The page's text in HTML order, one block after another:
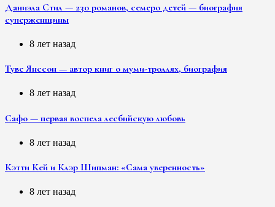
Даниэла Стил — 230 романов, семеро детей — биография
суперженщины
8 лет назад
Туве Янссон — автор книг о муми-троллях, биография
8 лет назад
Сафо — первая воспела лесбийскую любовь
8 лет назад
Кэтти Кей и Клэр Шипман: «Сама уверенность»
8 лет назад